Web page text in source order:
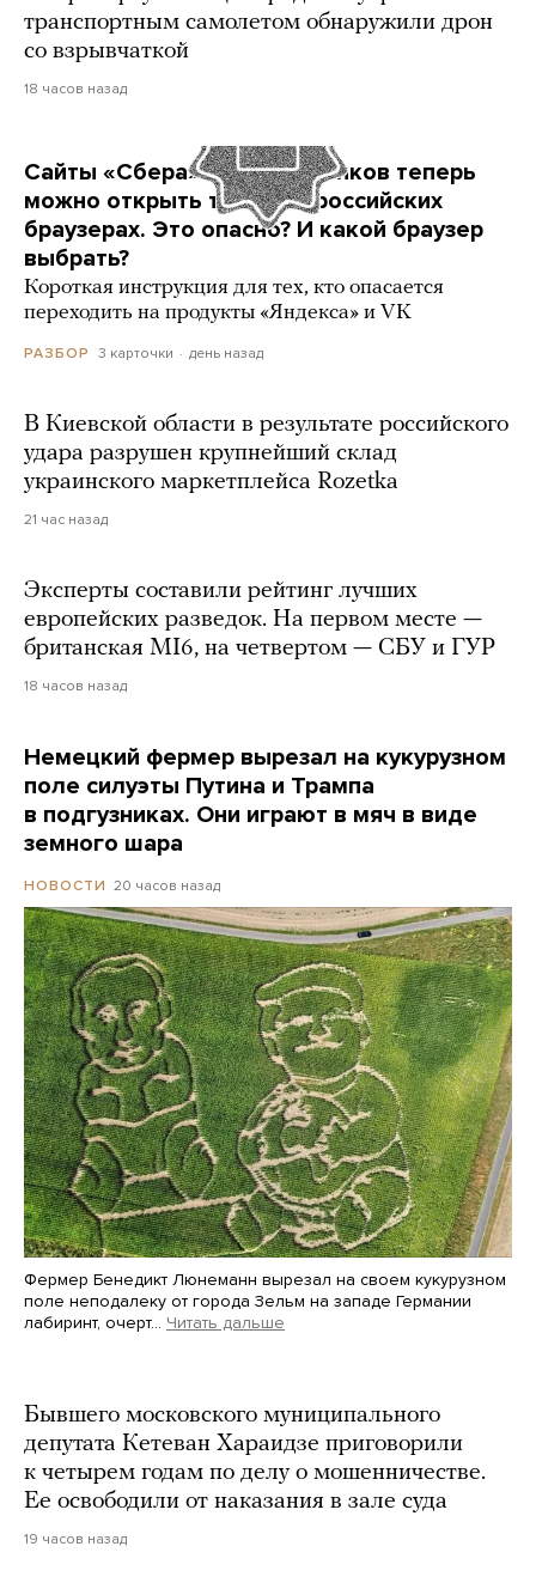
транспортным самолетом обнаружили дрон
со взрывчаткой
18 часов назад
Сайты «Сбера» и других банков теперь
можно открыть только в российских
браузерах. Это опасно? И какой браузер
выбрать?
Короткая инструкция для тех, кто опасается
переходить на продукты «Яндекса» и VK
РАЗБОР 3 карточки день назад
В Киевской области в результате российского
удара разрушен крупнейший склад
украинского маркетплейса Rozetka
21 час назад
Эксперты составили рейтинг лучших
европейских разведок. На первом месте —
британская MI6, на четвертом — СБУ и ГУР
18 часов назад
Немецкий фермер вырезал на кукурузном
поле силуэты Путина и Трампа
в подгузниках. Они играют в мяч в виде
земного шара
НОВОСТИ 20 часов назад
Фермер Бенедикт Люнеманн вырезал на своем кукурузном
поле неподалеку от города Зельм на западе Германии
лабиринт, очерт… Читать дальше
Бывшего московского муниципального
депутата Кетеван Хараидзе приговорили
к четырем годам по делу о мошенничестве.
Ее освободили от наказания в зале суда
19 часов назад